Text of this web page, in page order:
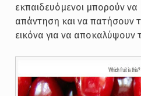
εκπαιδευόμενοι μπορούν
απάντηση και να πατήσουν
εικόνα για να